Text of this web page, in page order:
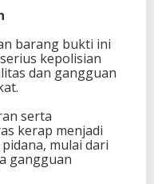
barang bukti ini
kepolisian
dan gangguan
serta
kerap menjadi
mulai dari
gangguan